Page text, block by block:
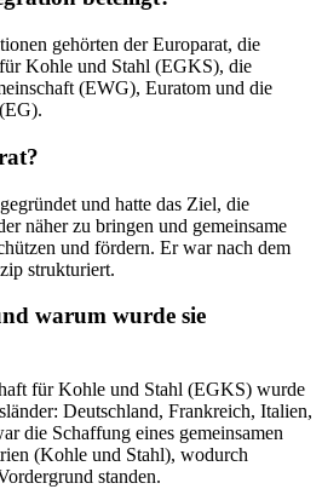
gehörten der Europarat, die
Kohle und Stahl (EGKS), die
(EWG), Euratom und die
und hatte das Ziel, die
näher zu bringen und gemeinsame
und fördern. Er war nach dem
strukturiert.
warum wurde sie
für Kohle und Stahl (EGKS) wurde
Deutschland, Frankreich, Italien,
die Schaffung eines gemeinsamen
(Kohle und Stahl), wodurch
standen.